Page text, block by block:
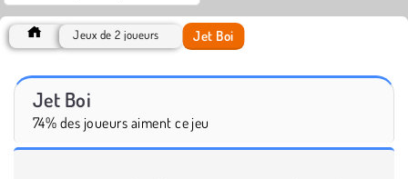
Jeux de 2 joueurs Jet Boi
Jet Boi
74% des joueurs aiment ce jeu